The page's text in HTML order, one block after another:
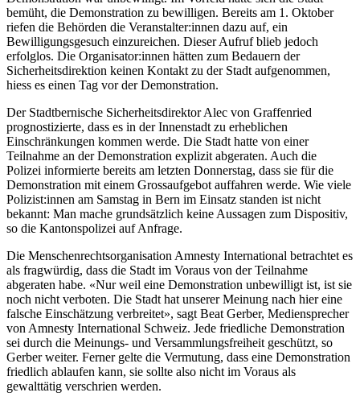
bemüht, die Demonstration zu bewilligen. Bereits am 1. Oktober
riefen die Behörden die Veranstalter:innen dazu auf, ein
Bewilligungsgesuch einzureichen. Dieser Aufruf blieb jedoch
erfolglos. Die Organisator:innen hätten zum Bedauern der
Sicherheitsdirektion keinen Kontakt zu der Stadt aufgenommen,
hiess es einen Tag vor der Demonstration.
Der Stadtbernische Sicherheitsdirektor Alec von Graffenried
prognostizierte, dass es in der Innenstadt zu erheblichen
Einschränkungen kommen werde. Die Stadt hatte von einer
Teilnahme an der Demonstration explizit abgeraten. Auch die
Polizei informierte bereits am letzten Donnerstag, dass sie für die
Demonstration mit einem Grossaufgebot auffahren werde. Wie viele
Polizist:innen am Samstag in Bern im Einsatz standen ist nicht
bekannt: Man mache grundsätzlich keine Aussagen zum Dispositiv,
so die Kantonspolizei auf Anfrage.
Die Menschenrechtsorganisation Amnesty International betrachtet es
als fragwürdig, dass die Stadt im Voraus von der Teilnahme
abgeraten habe. «Nur weil eine Demonstration unbewilligt ist, ist sie
noch nicht verboten. Die Stadt hat unserer Meinung nach hier eine
falsche Einschätzung verbreitet», sagt Beat Gerber, Mediensprecher
von Amnesty International Schweiz. Jede friedliche Demonstration
sei durch die Meinungs- und Versammlungsfreiheit geschützt, so
Gerber weiter. Ferner gelte die Vermutung, dass eine Demonstration
friedlich ablaufen kann, sie sollte also nicht im Voraus als
gewalttätig verschrien werden.